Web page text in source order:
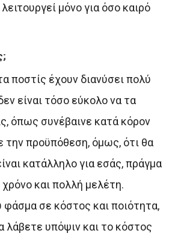
μόνο για όσο καιρό
ποστίς έχουν διανύσει πολύ
είναι τόσο εύκολο να τα
όπως συνέβαινε κατά κόρον
την προϋπόθεση, όμως, ότι θα
κατάλληλο για εσάς, πράγμα
και πολλή μελέτη.
φάσμα σε κόστος και ποιότητα,
λάβετε υπόψιν και το κόστος